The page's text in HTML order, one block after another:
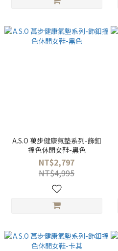
A.S.O 萬步健康氣墊系列-飾釦
撞色休閒女鞋-黑色
NT$2,797
NT$4,995